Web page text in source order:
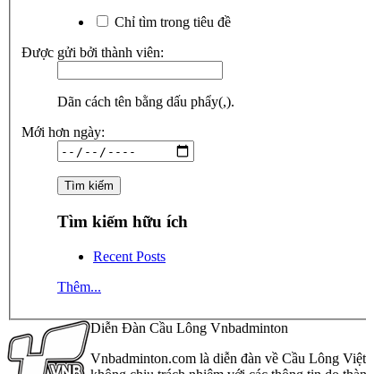
Chỉ tìm trong tiêu đề
Được gửi bởi thành viên:
Dãn cách tên bằng dấu phẩy(,).
Mới hơn ngày:
Tìm kiếm hữu ích
Recent Posts
Thêm...
Diễn Đàn Cầu Lông Vnbadminton
Vnbadminton.com là diễn đàn về Cầu Lông